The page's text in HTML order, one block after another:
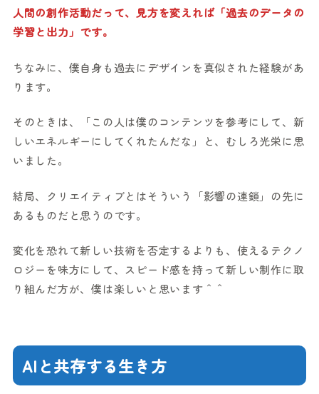
人間の創作活動だって、見方を変えれば「過去のデータの
学習と出力」です。
ちなみに、僕自身も過去にデザインを真似された経験があ
ります。
そのときは、「この人は僕のコンテンツを参考にして、新
しいエネルギーにしてくれたんだな」と、むしろ光栄に思
いました。
結局、クリエイティブとはそういう「影響の連鎖」の先に
あるものだと思うのです。
変化を恐れて新しい技術を否定するよりも、使えるテクノ
ロジーを味方にして、スピード感を持って新しい制作に取
り組んだ方が、僕は楽しいと思います＾＾
AIと共存する生き方